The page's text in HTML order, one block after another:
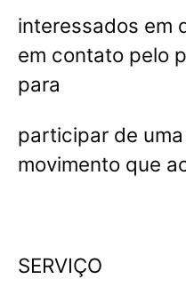
interessados em
em contato pelo
para
participar de
movimento que
SERVIÇO